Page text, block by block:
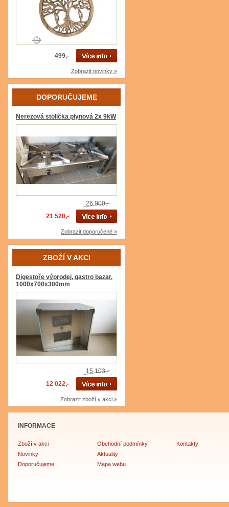
499,-
Zobrazit novinky »
DOPORUČUJEME
Nerezová stolička plynová 2x 9kW
26 900,-
21 520,-
Zobrazit doporučené »
ZBOŽÍ V AKCI
Digestoře výprodej, gastro bazar,
1000x700x300mm
15 103,-
12 022,-
Zobrazit zboží v akci »
INFORMACE
Zboží v akci
Novinky
Doporučujeme
Obchodní podmínky
Aktuality
Mapa webu
Kontakty